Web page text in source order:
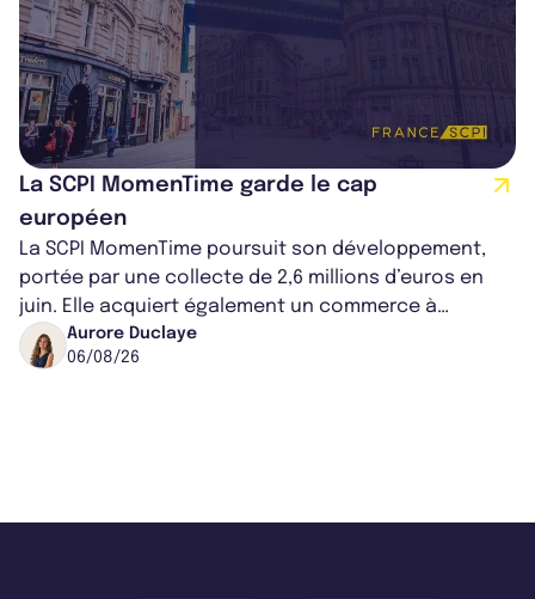
La SCPI MomenTime garde le cap
européen
La SCPI MomenTime poursuit son développement,
portée par une collecte de 2,6 millions d’euros en
juin. Elle acquiert également un commerce à
Worcester, place une plateforme logisti...
Aurore Duclaye
06/08/26